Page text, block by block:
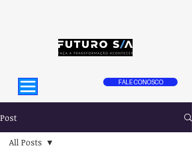
FALE CONOSCO
Post
All Posts